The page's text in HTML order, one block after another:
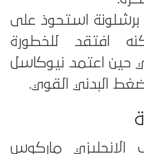
برشلونة استحوذ على
افتقد للخطورة
حين اعتمد نيوكاسل
البدني القوي.
ماركوس